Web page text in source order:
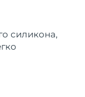
силикона,